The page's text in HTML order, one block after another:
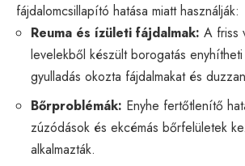
fájdalomcsillapító hatása miatt használják:
Reuma és ízületi fájdalmak: A friss
levelekből készült borogatás
gyulladás okozta fájdalmakat és
Bőrproblémák: Enyhe fertőtlenítő
zúzódások és ekcémás bőrfelületek
alkalmazták.